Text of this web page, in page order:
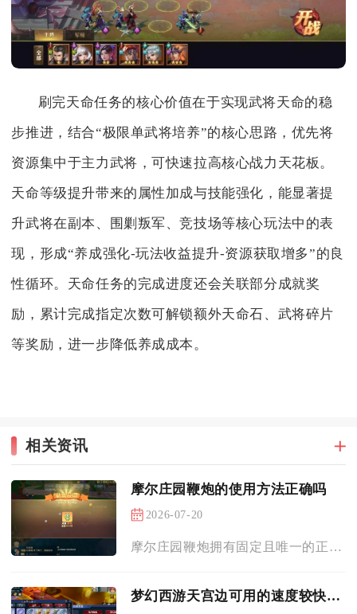
刷完天命任务的核心价值在于实现武将天命的稳
步推进，结合“极限单武将培养”的核心思路，优先将
资源集中于主力武将，可快速拉高核心战力天花板。
天命等级提升带来的属性加成与技能强化，能显著提
升武将在副本、围剿叛军、竞技场等核心玩法中的表
现，形成“养成强化-玩法收益提升-资源获取增多”的良
性循环。天命任务的完成进度还会关联部分成就奖
励，累计完成指定次数可解锁额外天命石、武将碎片
等奖励，进一步降低养成成本。
相关资讯
摩尔庄园鞭炮的使用方法正确吗
2026-07-20
摩尔庄园鞭炮拥有固定且唯一的正确操作流程，随意投掷、远距离抛...
梦幻西游天宫边可用的速度较快卡有哪些